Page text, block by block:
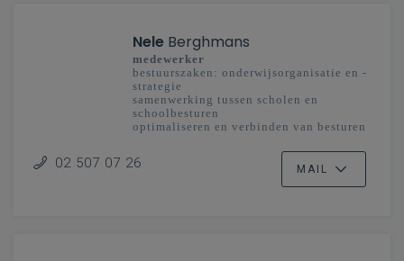
Nele Berghmans
medewerker
bestuurszaken: onderwijsorganisatie en -
strategie
samenwerking tussen scholen en
schoolbesturen
optimaliseren en verbinden van besturen
02 507 07 26 MAIL